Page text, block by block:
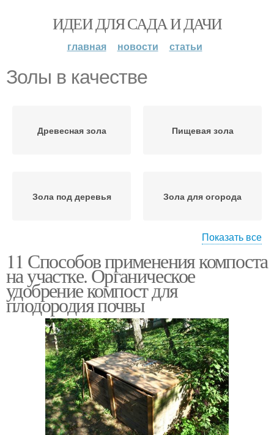
ИДЕИ ДЛЯ САДА И ДАЧИ
главная новости статьи
Золы в качестве
Древесная зола Пищевая зола
Зола под деревья Зола для огорода
Золы на огороде Зола в борьбе
Золы в почве
Показать все
11 Способов применения компоста
на участке. Органическое
удобрение компост для
плодородия почвы